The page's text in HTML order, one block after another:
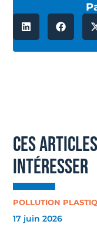
ces
intéresser
POLLUTION
17 juin 2026